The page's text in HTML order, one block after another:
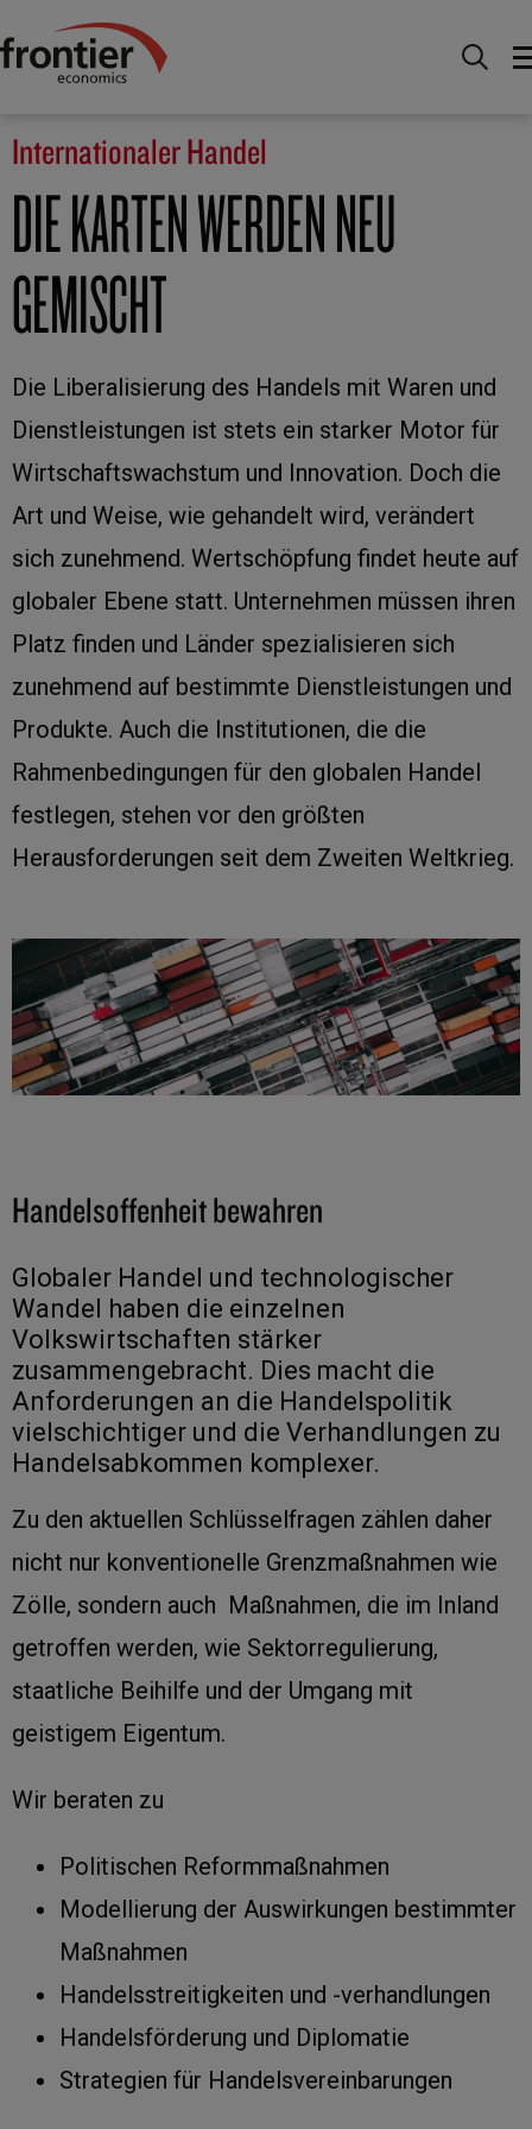
Home Fachwissen
Internationaler Handel
DIE KARTEN WERDEN NEU
GEMISCHT
Die Liberalisierung des Handels mit Waren und
Dienstleistungen ist stets ein starker Motor für
Wirtschaftswachstum und Innovation. Doch die
Art und Weise, wie gehandelt wird, verändert
sich zunehmend. Wertschöpfung findet heute auf
globaler Ebene statt. Unternehmen müssen ihren
Platz finden und Länder spezialisieren sich
zunehmend auf bestimmte Dienstleistungen und
Produkte. Auch die Institutionen, die die
Rahmenbedingungen für den globalen Handel
festlegen, stehen vor den größten
Herausforderungen seit dem Zweiten Weltkrieg.
Handelsoffenheit bewahren
Globaler Handel und technologischer
Wandel haben die einzelnen
Volkswirtschaften stärker
zusammengebracht. Dies macht die
Anforderungen an die Handelspolitik
vielschichtiger und die Verhandlungen zu
Handelsabkommen komplexer.
Zu den aktuellen Schlüsselfragen zählen daher
nicht nur konventionelle Grenzmaßnahmen wie
Zölle, sondern auch Maßnahmen, die im Inland
getroffen werden, wie Sektorregulierung,
staatliche Beihilfe und der Umgang mit
geistigem Eigentum.
Wir beraten zu
Politischen Reformmaßnahmen
Modellierung der Auswirkungen bestimmter
Maßnahmen
Handelsstreitigkeiten und -verhandlungen
Handelsförderung und Diplomatie
Strategien für Handelsvereinbarungen